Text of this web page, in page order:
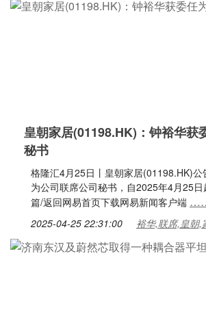
皇朝家居(01198.HK)：钟裕华获
秘书
格隆汇4月25日丨皇朝家居(01198.HK)
为公司联席公司秘书，自2025年4月25
篇/返回网易首页下载网易新闻客户端
2025-04-25 22:31:00 裕华,联席,皇朝,